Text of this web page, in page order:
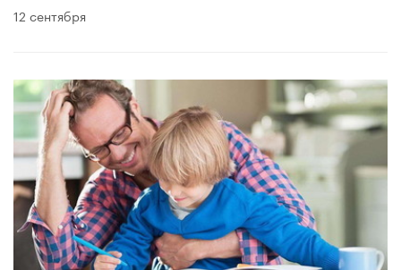
12 сентября